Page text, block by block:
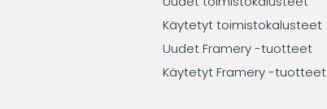
Käytetyt toimistokalusteet
Uudet Framery -tuotteet
Käytetyt Framery -tuotteet